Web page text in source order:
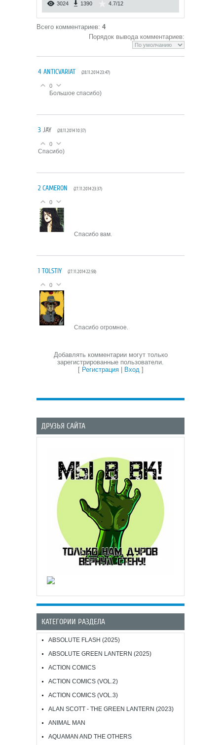
3024 1390 4.7/12
Всего комментариев: 4
Порядок вывода комментариев:
4 ANTICVARIAT (28.11.2014 23:47)
0
Большое спасибо)
3 JAY (28.11.2014 10:37)
0
Спасибо)
2 CAMERON (27.11.2014 23:37)
0
Спасибо вам.
1 TOLSTIY (27.11.2014 22:59)
0
Спасибо огромное.
Добавлять комментарии могут только
зарегистрированные пользователи.
[ Регистрация| Вход]
ДРУЗЬЯ САЙТА
КАТЕГОРИИ РАЗДЕЛА
ABSOLUTE FLASH (2025)
ABSOLUTE GREEN LANTERN (2025)
ACTION COMICS
ACTION COMICS (VOL.2)
ACTION COMICS (VOL.3)
ALAN SCOTT - THE GREEN LANTERN (2023)
ANIMAL MAN
AQUAMAN AND THE OTHERS